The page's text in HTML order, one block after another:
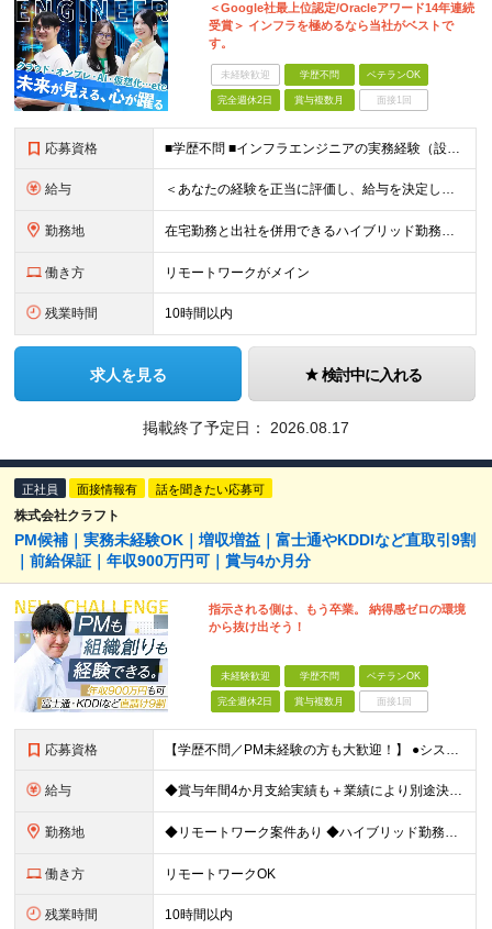
＜Google社最上位認定/Oracleアワード14年連続
受賞＞ インフラを極めるなら当社がベストで
す。
未経験歓迎 学歴不問 ベテランOK
完全週休2日 賞与複数月 面接1回
応募資格 ■学歴不問 ■インフラエンジニアの実務経験（設計～構築フェーズを想定） ★Google Cloud・OCI・AWS・Azureなどクラウド技術は問いませんが、経験・知見が深い方は優遇します！ ＜この
給与 ＜あなたの経験を正当に評価し、給与を決定します！＞ 想定年収500万円～1,000万円 └月給34万3000円～＋賞与年2回 ◎在宅勤務手当あり ◎交通費100％支給 ◎資格取得奨励制度(一時金/資格
勤務地 在宅勤務と出社を併用できるハイブリッド勤務！ （出社は週1～3日程度ですが、ご希望に合わせて柔軟に対応可能です。） ≪東京オフィス≫ 東京都新宿区西新宿2-6-1 新宿住友ビル26F ※(業務の変
働き方 リモートワークがメイン
残業時間 10時間以内
求人を見る 検討中に入れる
掲載終了予定日： 2026.08.17
正社員 面接情報有 話を聞きたい応募可
株式会社クラフト
PM候補｜実務未経験OK｜増収増益｜富士通やKDDIなど直取引9割
｜前給保証｜年収900万円可｜賞与4か月分
指示される側は、もう卒業。 納得感ゼロの環境
から抜け出そう！
未経験歓迎 学歴不問 ベテランOK
完全週休2日 賞与複数月 面接1回
応募資格 【学歴不問／PM未経験の方も大歓迎！】 ●システム開発、またはインフラエンジニアとしての実務経験をお持ちの方 ～採用担当者より～ 「今はまだ役職についていないけれど、ゆくゆくは会社を動かすポジション
給与 ◆賞与年間4か月支給実績も＋業績により別途決算賞与あり ◆年収800万円～900万円も可能 【PM・PL候補】 数名規模のチームでの進捗管理や、後輩・メンバーの指導・フォロー経験がある方 ※「公式な
勤務地 ◆リモートワーク案件あり ◆ハイブリッド勤務もOK 【本社】東京都豊島区高田3-14-29 KDX高田馬場ビル2F ┗都内、神奈川県のプロジェクト先での勤務もございます。 ＜プロジェクト先エリア例
働き方 リモートワークOK
残業時間 10時間以内